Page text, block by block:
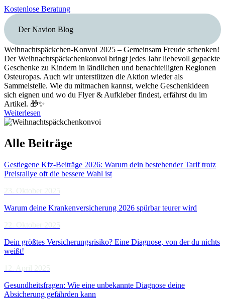
Kostenlose Beratung
Der Navion Blog
Weihnachtspäckchen-Konvoi 2025 – Gemeinsam Freude schenken!
Der Weihnachtspäckchenkonvoi bringt jedes Jahr liebevoll gepackte
Geschenke zu Kindern in ländlichen und benachteiligten Regionen
Osteuropas. Auch wir unterstützen die Aktion wieder als
Sammelstelle. Wie du mitmachen kannst, welche Geschenkideen
sich eignen und wo du Flyer & Aufkleber findest, erfährst du im
Artikel. 🎁✨
Weiterlesen
Alle Beiträge
Gestiegene Kfz-Beiträge 2026: Warum dein bestehender Tarif trotz
Preisrallye oft die bessere Wahl ist
Warum deine Krankenversicherung 2026 spürbar teurer wird
Dein größtes Versicherungsrisiko? Eine Diagnose, von der du nichts
weißt!
Gesundheitsfragen: Wie eine unbekannte Diagnose deine
Absicherung gefährden kann